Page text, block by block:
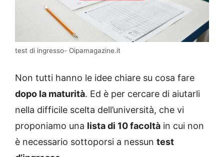
test di ingresso- Oipamagazine.it
Non tutti hanno le idee chiare su cosa fare
dopo la maturità. Ed è per cercare di aiutarli
nella difficile scelta dell’università, che vi
proponiamo una lista di 10 facoltà in cui non
è necessario sottoporsi a nessun test